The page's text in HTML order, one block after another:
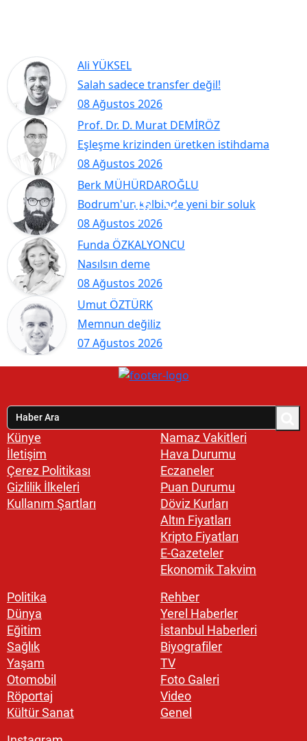
Ali YÜKSEL
08 Ağustos 2026
Salah sadece transfer değil!
Prof. Dr. D. Murat DEMİRÖZ
08 Ağustos 2026
Eşleşme krizinden üretken istihdama
Berk MÜHÜRDAROĞLU
08 Ağustos 2026
Bodrum'un kalbinde yeni bir soluk
Funda ÖZKALYONCU
08 Ağustos 2026
Nasılsın deme
Umut ÖZTÜRK
07 Ağustos 2026
Memnun değiliz
Künye
İletişim
Çerez Politikası
Gizlilik İlkeleri
Kullanım Şartları
Namaz Vakitleri
Hava Durumu
Eczaneler
Puan Durumu
Döviz Kurları
Altın Fiyatları
Kripto Fiyatları
E-Gazeteler
Ekonomik Takvim
Politika
Dünya
Eğitim
Sağlık
Yaşam
Otomobil
Röportaj
Kültür Sanat
Rehber
Yerel Haberler
İstanbul Haberleri
Biyografiler
TV
Foto Galeri
Video
Genel